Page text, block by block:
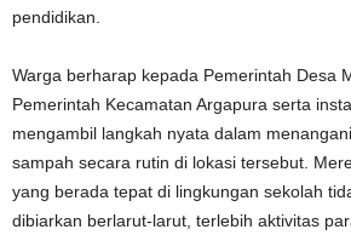
pendidikan.
Warga berharap kepada Pemerintah Desa
Pemerintah Kecamatan Argapura serta
mengambil langkah nyata dalam
sampah secara rutin di lokasi tersebut.
yang berada tepat di lingkungan sekolah
dibiarkan berlarut-larut, terlebih aktivitas